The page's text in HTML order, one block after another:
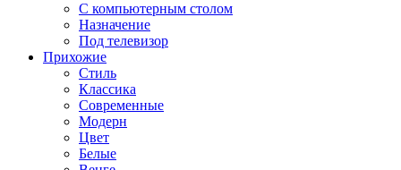
С компьютерным столом
Назначение
Под телевизор
Прихожие
Стиль
Классика
Современные
Модерн
Цвет
Белые